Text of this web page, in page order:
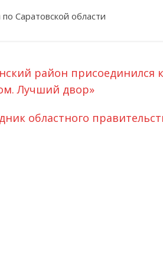
Саратовской области
район присоединился
Лучший двор»
областного